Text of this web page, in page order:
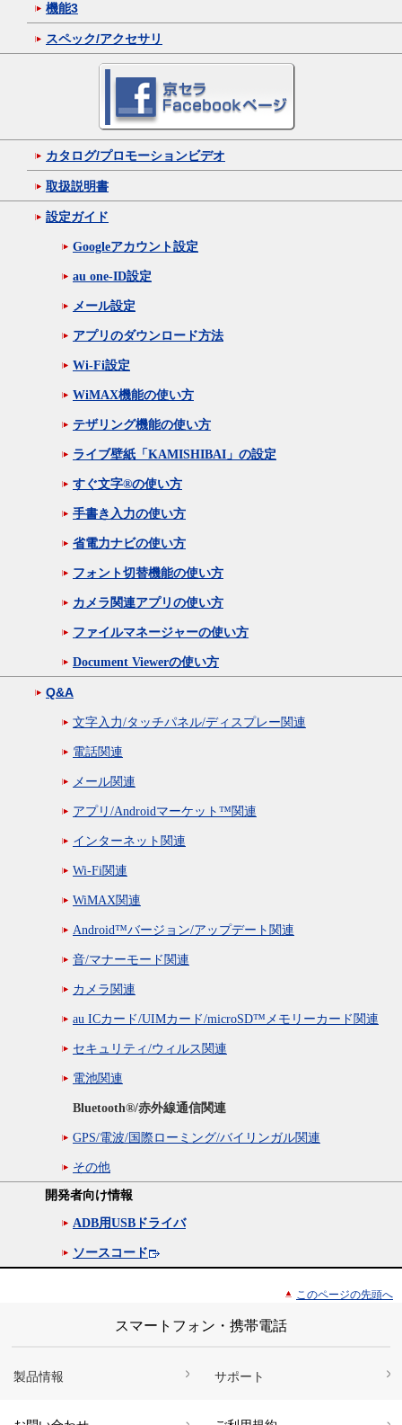
機能3
スペック/アクセサリ
カタログ/プロモーションビデオ
取扱説明書
設定ガイド
Googleアカウント設定
au one-ID設定
メール設定
アプリのダウンロード方法
Wi-Fi設定
WiMAX機能の使い方
テザリング機能の使い方
ライブ壁紙「KAMISHIBAI」の設定
すぐ文字®の使い方
手書き入力の使い方
省電力ナビの使い方
フォント切替機能の使い方
カメラ関連アプリの使い方
ファイルマネージャーの使い方
Document Viewerの使い方
Q&A
文字入力/タッチパネル/ディスプレー関連
電話関連
メール関連
アプリ/Androidマーケット™関連
インターネット関連
Wi-Fi関連
WiMAX関連
Android™バージョン/アップデート関連
音/マナーモード関連
カメラ関連
au ICカード/UIMカード/microSD™メモリーカード関連
セキュリティ/ウィルス関連
電池関連
Bluetooth®/赤外線通信関連
GPS/電波/国際ローミング/バイリンガル関連
その他
開発者向け情報
ADB用USBドライバ
ソースコード
このページの先頭へ
スマートフォン・携帯電話
製品情報 サポート